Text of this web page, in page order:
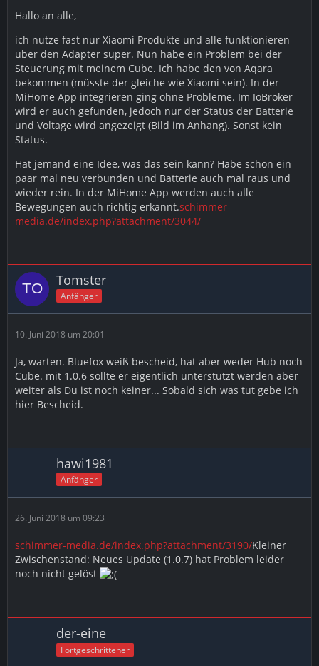
1.0.6 (2018-05-26)
(bluefox) Added new Aqara cube sensor
bekomme ich die Cubes immerhin schon als Objekte
angezeigt, leider reagieren sie nicht.
Wenn ich den "rotation 90 grad" im Broker simuliere,
funktioniert er auch aber die Bewegungen der Würfel
an sich werden nicht bemerkt.
Hat jemand schon mehr dazu?
Hallo an alle,
ich nutze fast nur Xiaomi Produkte und alle funktionieren
über den Adapter super. Nun habe ein Problem bei der
Steuerung mit meinem Cube. Ich habe den von Aqara
bekommen (müsste der gleiche wie Xiaomi sein). In der
MiHome App integrieren ging ohne Probleme. Im IoBroker
wird er auch gefunden, jedoch nur der Status der Batterie
und Voltage wird angezeigt (Bild im Anhang). Sonst kein
Status.
Hat jemand eine Idee, was das sein kann? Habe schon ein
paar mal neu verbunden und Batterie auch mal raus und
wieder rein. In der MiHome App werden auch alle
Bewegungen auch richtig erkannt.schimmer-
media.de/index.php?attachment/3044/
Tomster
Anfänger
10. Juni 2018 um 20:01
Ja, warten. Bluefox weiß bescheid, hat aber weder Hub noch
Cube. mit 1.0.6 sollte er eigentlich unterstützt werden aber
weiter als Du ist noch keiner... Sobald sich was tut gebe ich
hier Bescheid.
hawi1981
Anfänger
26. Juni 2018 um 09:23
schimmer-media.de/index.php?attachment/3190/Kleiner
Zwischenstand: Neues Update (1.0.7) hat Problem leider
noch nicht gelöst
der-eine
Fortgeschrittener